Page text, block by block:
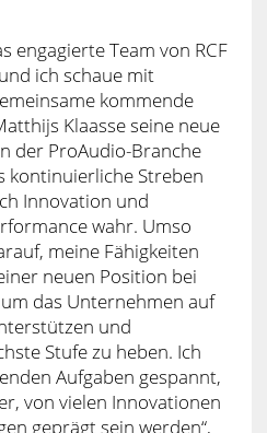
engagierte Team von RCF
ich schaue mit
kommende
Klaasse seine neue
der ProAudio-Branche
kontinuierliche Streben
Innovation und
wahr. Umso
meine Fähigkeiten
neuen Position bei
das Unternehmen auf
und
Stufe zu heben. Ich
Aufgaben gespannt,
von vielen Innovationen
geprägt sein werden“,